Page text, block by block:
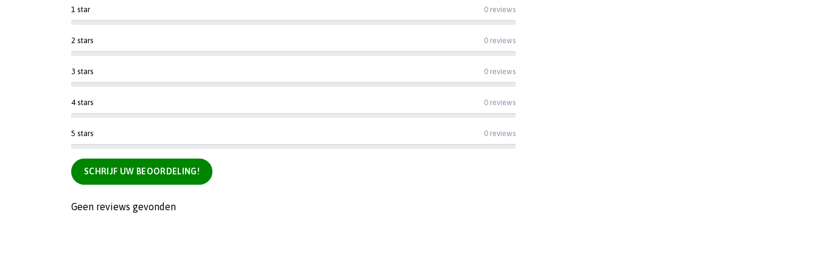
1 star 0 reviews
2 stars 0 reviews
3 stars 0 reviews
4 stars 0 reviews
5 stars 0 reviews
SCHRIJF UW BEOORDELING!
Geen reviews gevonden